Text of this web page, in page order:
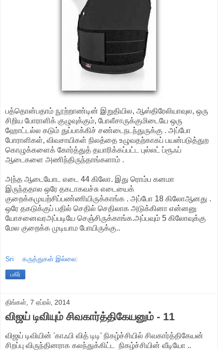
பத்தொன்பதாம் நூற்றாண்டின் இறுதியில, ஆஸ்திரேலியாவுல, ஒரு
சிறிய போராளிக் குழுவுக்கும், போலீசாருக்குமிடையே ஒரு
ஹோட்டல்ல கடும் துப்பாக்கிச் சண்டைநடந்துருக்கு . அப்போ
போராளிகள், விவசாயிகள் நிலத்தை உழுவதற்காகப் பயன்படுத்துற
கொழுக்களைக் கோர்த்துத் தயாரிக்கப்பட்ட புல்லட் ப்ரூஃப்
ஆடைகளை அணிந்திருந்தாங்களாம் .
அந்த ஆடையோட எடை 44 கிலோ. இது ரொம்ப கனமா
இருந்ததால ஒரே தகடாகவச்சு எடையைக்
குறைக்கமுயற்சிப்பண்ணியிருக்காங்க . அப்போ 18 கிலோஆனது .
ஒரே தகடுக்குப் பதில் செதில் செதிலாக அடுக்கினா என்னனு
யோசனைவரஅப்படியே செஞ்சிருக்காங்க.அப்பவும் 5 கிலோவுக்கு
மேல குறைக்க முடியாம போயிருக்கு..
Sri கருத்துகள் இல்லை:
பகிர்
திங்கள், 7 ஏப்ரல், 2014
விஜய் டிவியும் சிவகார்த்திகேயனும் - 11
விஜய் டிவியின் 'காஃபி வித் டிடி' நிகழ்ச்சியில் சிவகார்த்திகேயன்
சிறப்பு விருந்தினராக கலந்துக்கிட்ட நிகழ்ச்சியின் வீடியோ ..